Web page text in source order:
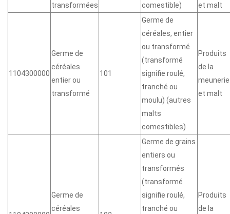
transformées
comestible)
et malt
1104300000
Germe de
céréales
entier ou
transformé
101
Germe de
céréales, entier
ou transformé
(transformé
signifie roulé,
tranché ou
moulu) (autres
malts
comestibles)
Produits
de la
meunerie
et malt
Germe de
céréales
Germe de grains
entiers ou
transformés
(transformé
signifie roulé,
tranché ou
Produits
de la